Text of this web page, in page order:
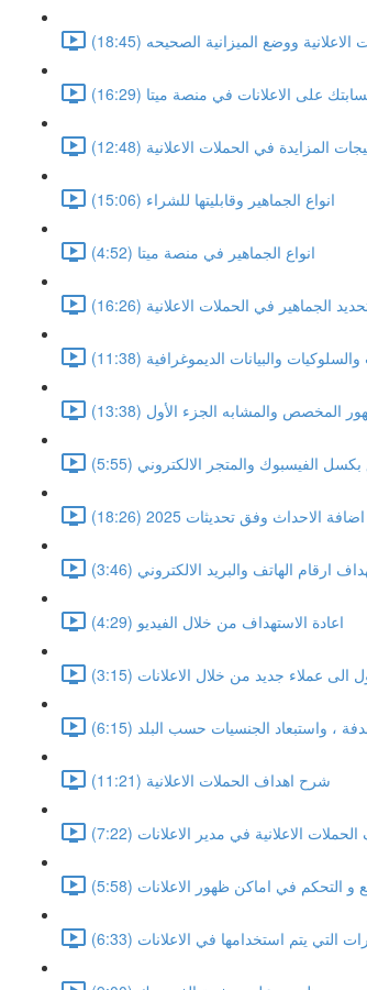
ووضع الميزانية الصحيحه (18:45)
على الاعلانات في منصة ميتا (16:29)
المزايدة في الحملات الاعلانية (12:48)
انواع الجماهير وقابليتها للشراء (15:06)
انواع الجماهير في منصة ميتا (4:52)
الجماهير في الحملات الاعلانية (16:26)
والبيانات الديموغرافية (11:38)
المخصص والمشابه الجزء الأول (13:38)
الفيسبوك والمتجر الالكتروني (5:55)
وفق تحديثات 2025 (18:26)
ارقام الهاتف والبريد الالكتروني (3:46)
اعادة الاستهداف من خلال الفيديو (4:29)
الى عملاء جديد من خلال الاعلانات (3:15)
، واستبعاد الجنسيات حسب البلد (6:15)
شرح اهداف الحملات الاعلانية (11:21)
الاعلانية في مدير الاعلانات (7:22)
و التحكم في اماكن ظهور الاعلانات (5:58)
التي يتم استخدامها في الاعلانات (6:33)